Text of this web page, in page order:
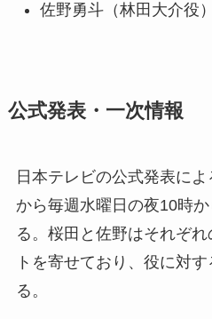
佐野勇斗（林田大介役
公式発表・一次情報
日本テレビの公式発表に
から毎週水曜日の夜10時
る。桜田と佐野はそれぞ
トを寄せており、役に対
る。